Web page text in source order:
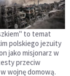
to temat
polskiego jezuity
jako misjonarz w
przeciw
wojnę domową.